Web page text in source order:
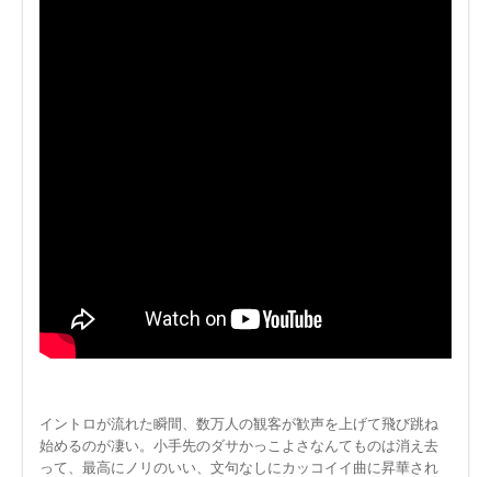
イントロが流れた瞬間、数万人の観客が歓声を上げて飛び跳ね
始めるのが凄い。小手先のダサかっこよさなんてものは消え去
って、最高にノリのいい、文句なしにカッコイイ曲に昇華され